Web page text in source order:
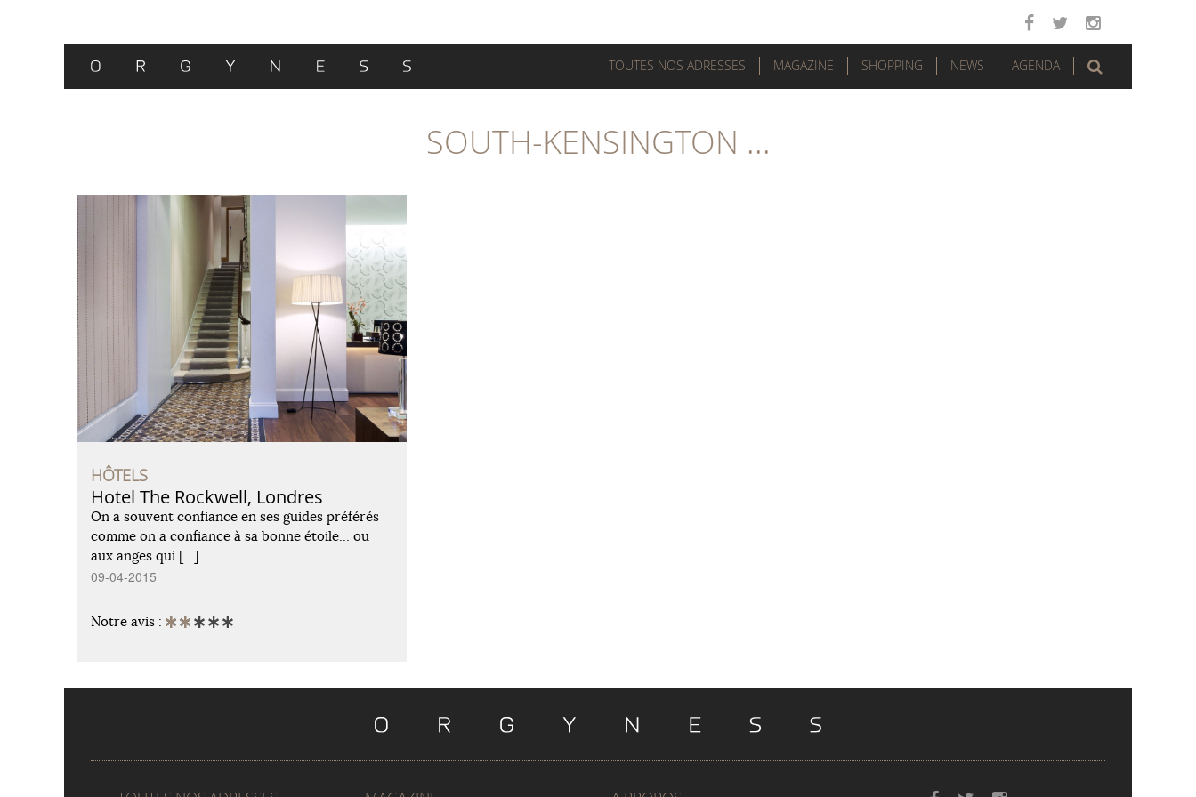
TOUTES NOS ADRESSES MAGAZINE SHOPPING NEWS AGENDA
SOUTH-KENSINGTON ...
HÔTELS
Hotel The Rockwell, Londres
On a souvent confiance en ses guides préférés
comme on a confiance à sa bonne étoile… ou
aux anges qui […]
09-04-2015
Notre avis :